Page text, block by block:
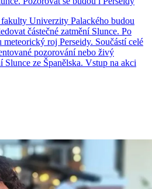
Univerzity Palackého budou
částečné zatmění Slunce. Po
roj Perseidy. Součástí celé
pozorování nebo živý
Slunce ze Španělska. Vstup na akci